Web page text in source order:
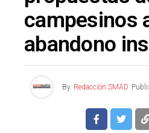
campesinos
abandono
By Redacción SMAD